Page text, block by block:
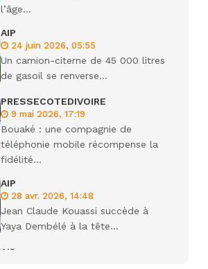
l’âge...
AIP
24 juin 2026, 05:55
Un camion-citerne de 45 000 litres
de gasoil se renverse...
PRESSECOTEDIVOIRE
9 mai 2026, 17:19
Bouaké : une compagnie de
téléphonie mobile récompense la
fidélité...
AIP
28 avr. 2026, 14:48
Jean Claude Kouassi succède à
Yaya Dembélé à la tête...
AIP